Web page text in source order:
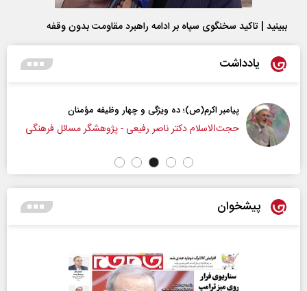
ببینید | تاکید سخنگوی سپاه بر ادامه راهبرد مقاومت بدون وقفه
یادداشت
پیامبر اکرم(ص)؛ ده ویژگی و چهار وظیفه مؤمنان
حجت‌الاسلام دکتر ناصر رفیعی - پژوهشگر مسائل فرهنگی
پیشخوان